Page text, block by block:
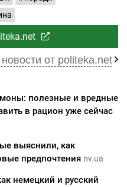
от politeka.net
полезные и вредные
в рацион уже сейчас
выяснили, как
предпочтения nv.ua
немецкий и русский